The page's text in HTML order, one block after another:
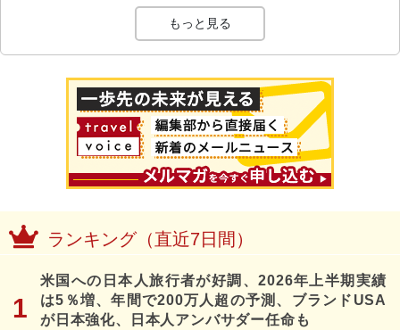
もっと見る
ランキング（直近7日間）
米国への日本人旅行者が好調、2026年上半期実績
は5％増、年間で200万人超の予測、ブランドUSA
が日本強化、日本人アンバサダー任命も